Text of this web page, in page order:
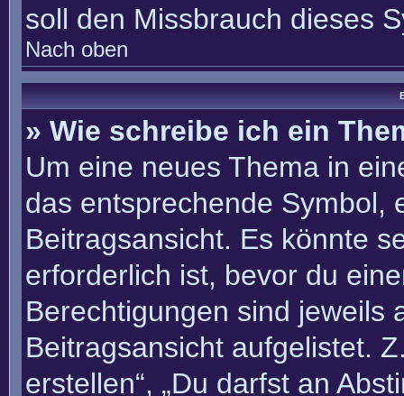
soll den Missbrauch dieses
Nach oben
» Wie schreibe ich ein
Um eine neues Thema in
das entsprechende Symbol,
Beitragsansicht. Es könnte
erforderlich ist, bevor du
Berechtigungen sind jeweils
Beitragsansicht aufgelistet.
erstellen“, „Du darfst an